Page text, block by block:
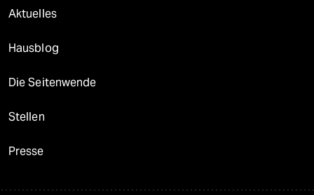
Aktuelles
Hausblog
Die Seitenwende
Stellen
Presse